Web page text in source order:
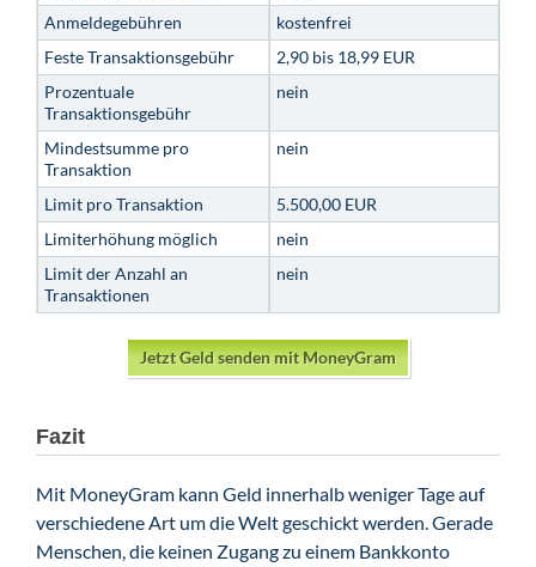
Anmeldegebühren
kostenfrei
Feste Transaktionsgebühr
2,90 bis 18,99 EUR
Prozentuale
Transaktionsgebühr
nein
Mindestsumme pro
Transaktion
nein
Limit pro Transaktion
5.500,00 EUR
Limiterhöhung möglich
nein
Limit der Anzahl an
Transaktionen
nein
Jetzt Geld senden mit MoneyGram
Fazit
Mit MoneyGram kann Geld innerhalb weniger Tage auf
verschiedene Art um die Welt geschickt werden. Gerade
Menschen, die keinen Zugang zu einem Bankkonto